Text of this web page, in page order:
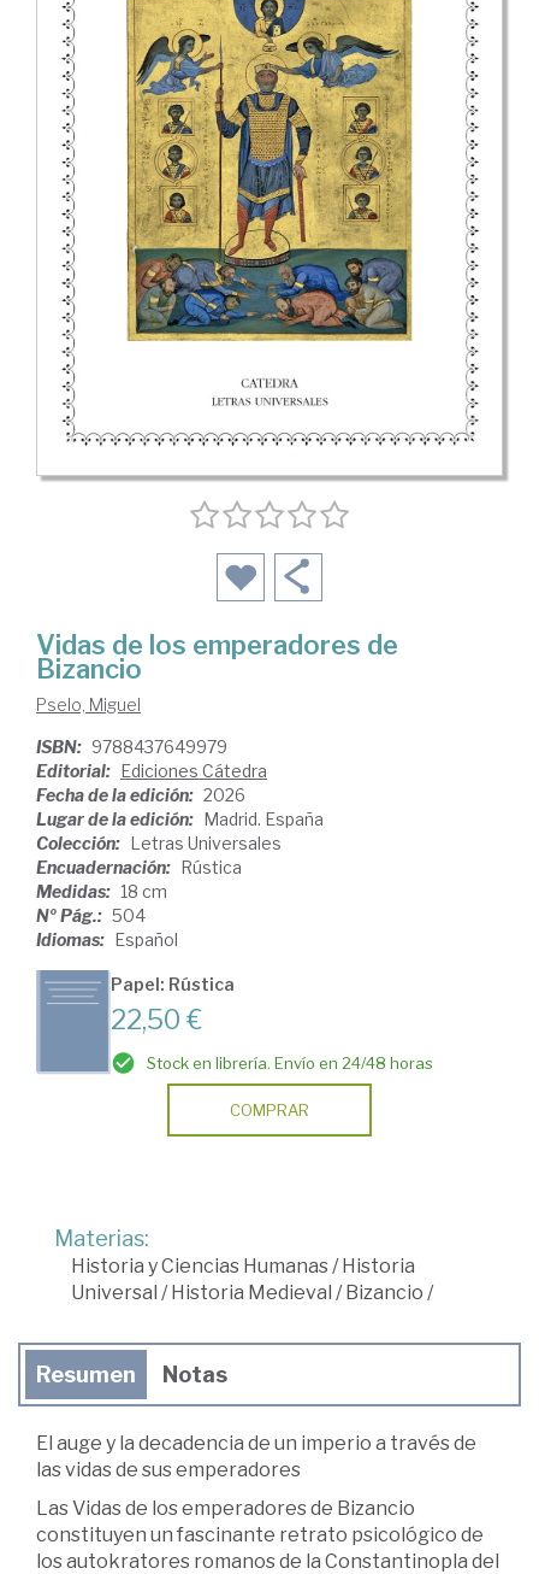
Vidas de los emperadores de
Bizancio
Pselo, Miguel
ISBN: 9788437649979
Editorial: Ediciones Cátedra
Fecha de la edición: 2026
Lugar de la edición: Madrid. España
Colección: Letras Universales
Encuadernación: Rústica
Medidas: 18 cm
Nº Pág.: 504
Idiomas: Español
Papel: Rústica
22,50 €
Stock en librería. Envío en 24/48 horas
COMPRAR
Materias:
Historia y Ciencias Humanas/Historia
Universal /Historia Medieval /Bizancio /
Resumen Notas
El auge y la decadencia de un imperio a través de
las vidas de sus emperadores
Las Vidas de los emperadores de Bizancio
constituyen un fascinante retrato psicológico de
los autokratores romanos de la Constantinopla del